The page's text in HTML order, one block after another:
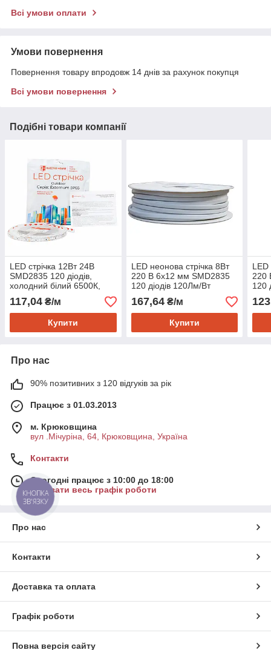
Всі умови оплати
Умови повернення
Повернення товару впродовж 14 днів за рахунок покупця
Всі умови повернення
Подібні товари компанії
LED стрічка 12Вт 24В
SMD2835 120 діодів,
холодний білий 6500К,
серія Externum IP65 ,
гарантія 3 роки
117,04 ₴/м
Купити
LED неонова стрічка 8Вт
220 В 6х12 мм SMD2835
120 діодів 120Лм/Вт
холодний білий 6500К,
серія Neon, гарантія
167,64₴/м
Купити
LED
220
120
Про нас
90% позитивних з 120 відгуків за рік
Працює з 01.03.2013
м. Крюковщина
вул .Мічуріна, 64, Крюковщина, Україна
Контакти
Сьогодні працює з 10:00 до 18:00
Показати весь графік роботи
Про нас
Контакти
Доставка та оплата
Графік роботи
Повна версія сайту
КНОПКА
ЗВ'ЯЗКУ